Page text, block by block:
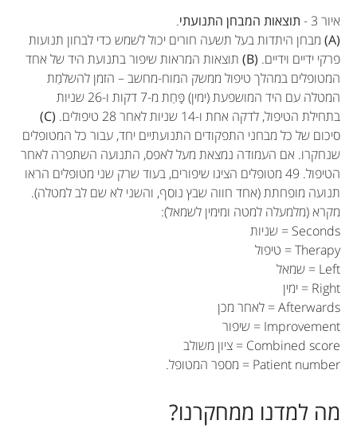
איור 3 - תוצאות המבחן התנועתי.
(A)
מבחן היתדות בעל תשעה חורים יכול לשמש כדי לבחון תנועות
פרקי ידיים וידיים. (B)
תוצאות המראות שיפור בתנועת היד של אחד
המטופלים במהלך טיפול ממשק המוח-מחשב – הזמן להשלמַת
המטלה עם היד המושפעת (ימין) פָּחַת מ-7 דקות ו-26 שניות
בתחילת הטיפול, לדקה אחת ו-14 שניות לאחר 28 טיפולים.
(C)
סיכום של כל מבחני התפקודים התנועתיים יחד, עבור כל המטופלים
שנחקרו. אם העמודה נמצאת מעל לאפס, התנועה השתפרה לאחר
הטיפול. 49 מטופלים הציגו שיפורים, בעוד שרק שני מטופלים הראו
תנועה מופחתת (אחד חווה שבץ נוסף, והשני לא שם לב למטלה).
מקרא (מלמעלה למטה ומימין לשמאל):
Seconds = שניות
Therapy = טיפול
Left = שמאל
Right = ימין
Afterwards = לאחר מכן
Improvement = שיפור
Combined score = ציון משולב
Patient number = מספר המטופל.
מה למדנו ממחקרנו?